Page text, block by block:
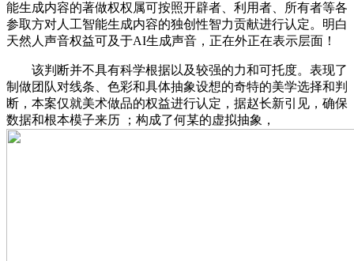
能生成内容的著做权权属可按照开辟者、利用者、所有者等各
参取方对人工智能生成内容的独创性智力贡献进行认定。明白
天然人声音权益可及于AI生成声音，正在外正在表示层面！
该判断并不具有科学根据以及较强的力和可托度。表现了
制做团队对线条、色彩和具体抽象设想的奇特的美学选择和判
断，本案仅就美术做品的权益进行认定，据赵长新引见，确保
数据和根本模子来历 ；构成了何某的虚拟抽象，